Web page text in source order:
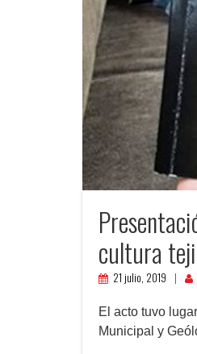
cultura
21 julio, 2019
El acto tuvo
Municipal y